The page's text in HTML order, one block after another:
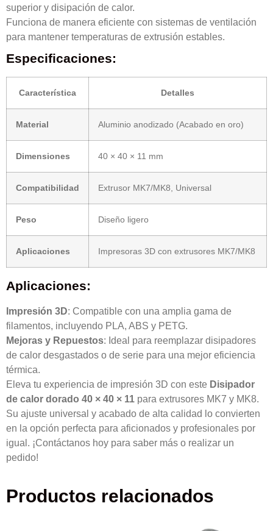
superior y disipación de calor.
Funciona de manera eficiente con sistemas de ventilación
para mantener temperaturas de extrusión estables.
Especificaciones:
Característica Detalles
Material Aluminio anodizado (Acabado en oro)
Dimensiones 40 × 40 × 11 mm
Compatibilidad Extrusor MK7/MK8, Universal
Peso Diseño ligero
Aplicaciones Impresoras 3D con extrusores MK7/MK8
Aplicaciones:
Impresión 3D: Compatible con una amplia gama de
filamentos, incluyendo PLA, ABS y PETG.
Mejoras y Repuestos: Ideal para reemplazar disipadores
de calor desgastados o de serie para una mejor eficiencia
térmica.
Eleva tu experiencia de impresión 3D con este Disipador
de calor dorado 40 × 40 × 11 para extrusores MK7 y MK8.
Su ajuste universal y acabado de alta calidad lo convierten
en la opción perfecta para aficionados y profesionales por
igual. ¡Contáctanos hoy para saber más o realizar un
pedido!
Productos relacionados